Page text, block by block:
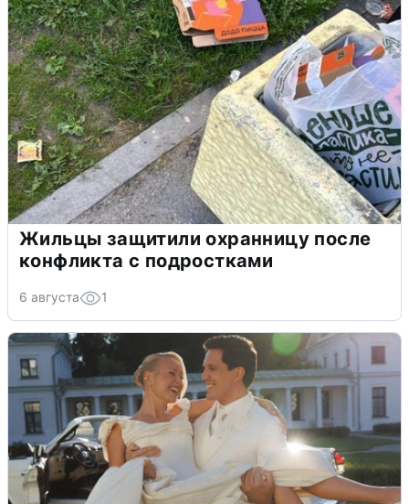
Жильцы защитили охранницу после
конфликта с подростками
6 августа 1